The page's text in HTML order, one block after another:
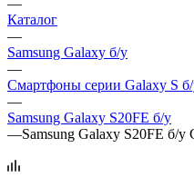
Каталог
—
Samsung Galaxy б/у
—
Смартфоны серии Galaxy S
—
Samsung Galaxy S20FE б/у
—Samsung Galaxy S20FE б/